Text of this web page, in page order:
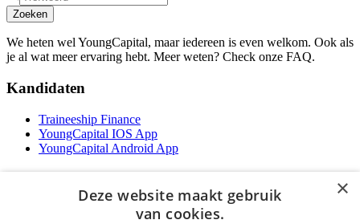
Zoeken
We heten wel YoungCapital, maar iedereen is even welkom. Ook als
je al wat meer ervaring hebt. Meer weten? Check onze FAQ.
Kandidaten
Traineeship Finance
YoungCapital IOS App
YoungCapital Android App
×
Deze website maakt gebruik
van cookies.